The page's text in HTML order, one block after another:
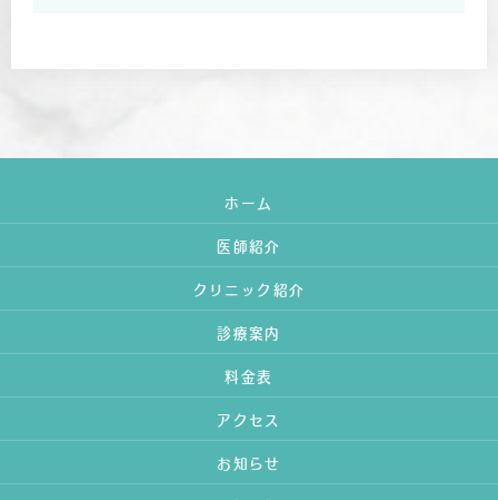
ホーム
医師紹介
クリニック紹介
診療案内
料金表
アクセス
お知らせ